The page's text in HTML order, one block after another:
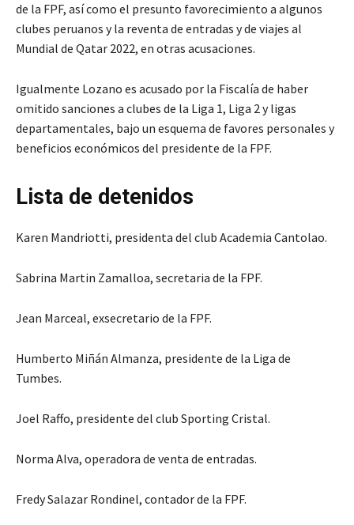
de la FPF, así como el presunto favorecimiento a algunos
clubes peruanos y la reventa de entradas y de viajes al
Mundial de Qatar 2022, en otras acusaciones.
Igualmente Lozano es acusado por la Fiscalía de haber
omitido sanciones a clubes de la Liga 1, Liga 2 y ligas
departamentales, bajo un esquema de favores personales y
beneficios económicos del presidente de la FPF.
Lista de detenidos
Karen Mandriotti, presidenta del club Academia Cantolao.
Sabrina Martin Zamalloa, secretaria de la FPF.
Jean Marceal, exsecretario de la FPF.
Humberto Miñán Almanza, presidente de la Liga de
Tumbes.
Joel Raffo, presidente del club Sporting Cristal.
Norma Alva, operadora de venta de entradas.
Fredy Salazar Rondinel, contador de la FPF.